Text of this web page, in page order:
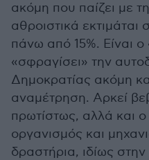
ακόμη που παίζει με
αθροιστικά εκτιμάται
πάνω από 15%. Είναι
«σφραγίσει» την
Δημοκρατίας ακόμη
αναμέτρηση. Αρκεί
πρωτίστως, αλλά και ο
οργανισμός και
δραστήρια, ιδίως